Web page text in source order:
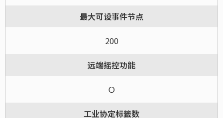
最大可设事件节点
200
远端摇控功能
Ｏ
工业协定标籤数